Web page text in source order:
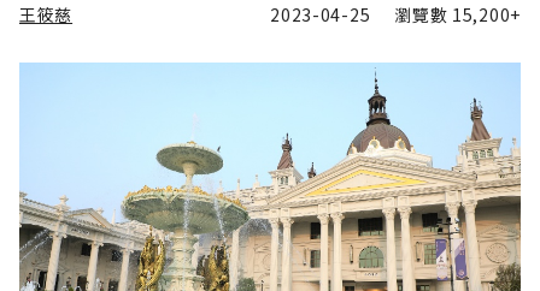
王筱慈 2023-04-25 瀏覽數 15,200+